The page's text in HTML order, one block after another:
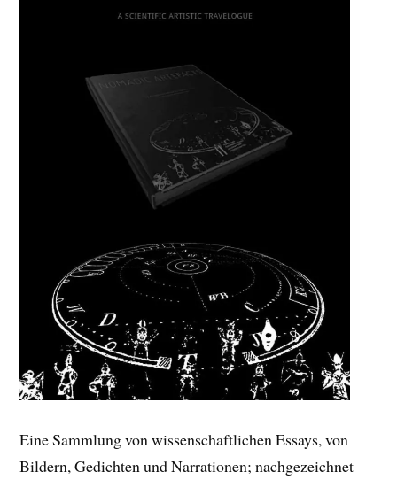
Eine Sammlung von wissenschaftlichen Essays, von
Bildern, Gedichten und Narrationen; nachgezeichnet